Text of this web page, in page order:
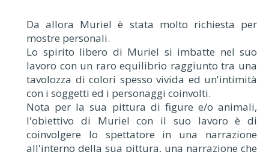
Da allora Muriel è stata molto richiesta per
mostre personali.
Lo spirito libero di Muriel si imbatte nel suo
lavoro con un raro equilibrio raggiunto tra una
tavolozza di colori spesso vivida ed un'intimità
con i soggetti ed i personaggi coinvolti.
Nota per la sua pittura di figure e/o animali,
l'obiettivo di Muriel con il suo lavoro è di
coinvolgere lo spettatore in una narrazione
all'interno della sua pittura, una narrazione che